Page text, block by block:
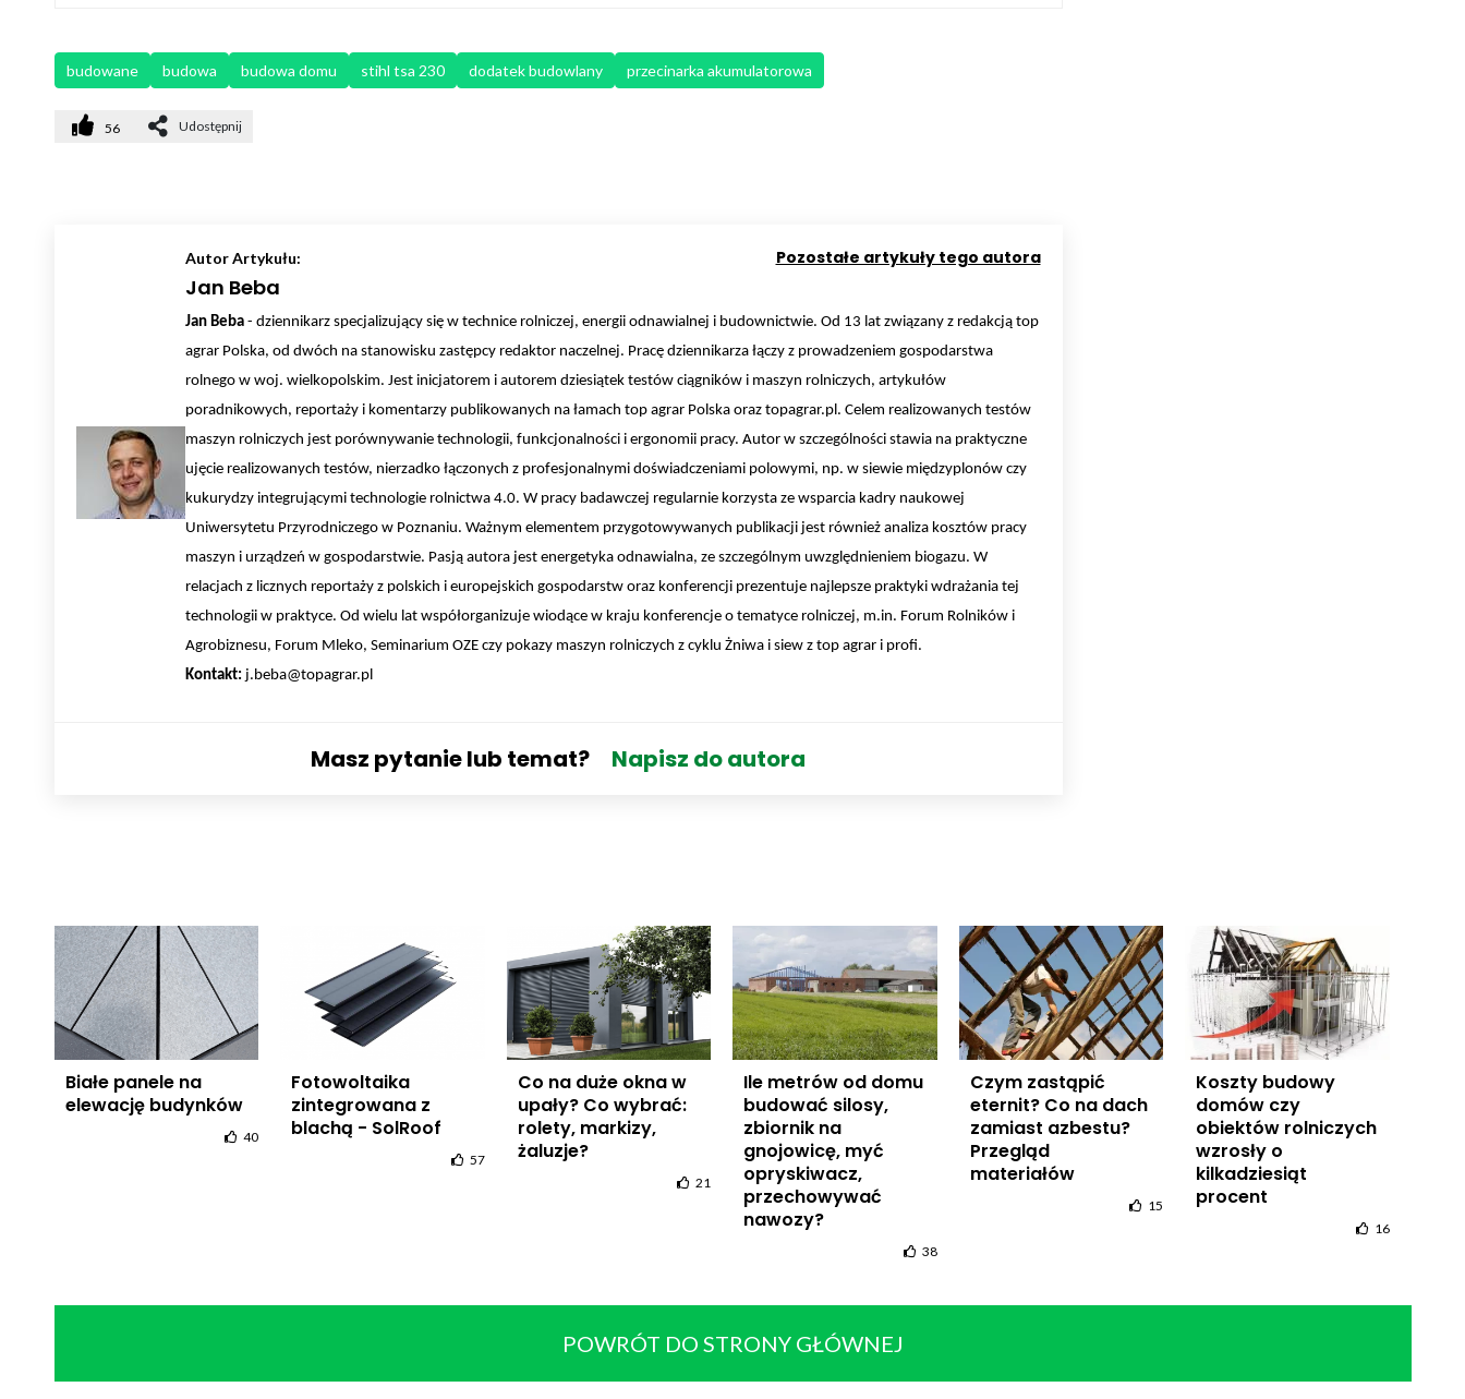
budowane budowa budowa domu stihl tsa 230 dodatek budowlany przecinarka akumulatorowa
56 Udostępnij
Autor Artykułu:
Jan Beba
Jan Beba- dziennikarz specjalizujący się w technice rolniczej, energii odnawialnej i budownictwie. Od 13 lat związany z redakcją top
agrar Polska, od dwóch na stanowisku zastępcy redaktor naczelnej. Pracę dziennikarza łączy z prowadzeniem gospodarstwa
rolnego w woj. wielkopolskim. Jest inicjatorem i autorem dziesiątek testów ciągników i maszyn rolniczych, artykułów
poradnikowych, reportaży i komentarzy publikowanych na łamach top agrar Polska oraz topagrar.pl. Celem realizowanych testów
maszyn rolniczych jest porównywanie technologii, funkcjonalności i ergonomii pracy. Autor w szczególności stawia na praktyczne
ujęcie realizowanych testów, nierzadko łączonych z profesjonalnymi doświadczeniami polowymi, np. w siewie międzyplonów czy
kukurydzy integrującymi technologie rolnictwa 4.0. W pracy badawczej regularnie korzysta ze wsparcia kadry naukowej
Uniwersytetu Przyrodniczego w Poznaniu. Ważnym elementem przygotowywanych publikacji jest również analiza kosztów pracy
maszyn i urządzeń w gospodarstwie. Pasją autora jest energetyka odnawialna, ze szczególnym uwzględnieniem biogazu. W
relacjach z licznych reportaży z polskich i europejskich gospodarstw oraz konferencji prezentuje najlepsze praktyki wdrażania tej
technologii w praktyce. Od wielu lat współorganizuje wiodące w kraju konferencje o tematyce rolniczej, m.in. Forum Rolników i
Agrobiznesu, Forum Mleko, Seminarium OZE czy pokazy maszyn rolniczych z cyklu Żniwa i siew z top agrar i profi.
Kontakt: j.beba@topagrar.pl
Pozostałe artykuły tego autora
Masz pytanie lub temat? Napisz do autora
Białe panele na
elewację budynków
40
Fotowoltaika
zintegrowana z
blachą - SolRoof
57
Co na duże okna w
upały? Co wybrać:
rolety, markizy,
żaluzje?
21
Ile metrów od domu
budować silosy,
zbiornik na
gnojowicę, myć
opryskiwacz,
przechowywać
nawozy?
38
Czym zastąpić
eternit? Co na dach
zamiast azbestu?
Przegląd
materiałów
15
Koszty budowy
domów czy
obiektów rolniczych
wzrosły o
kilkadziesiąt
procent
16
POWRÓT DO STRONY GŁÓWNEJ